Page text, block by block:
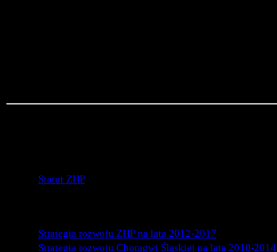
Statut ZHP
Strategia rozwoju ZHP na lata 2012-2017
Strategia rozwoju Chorągwi Śląskiej na lata 2010-2014